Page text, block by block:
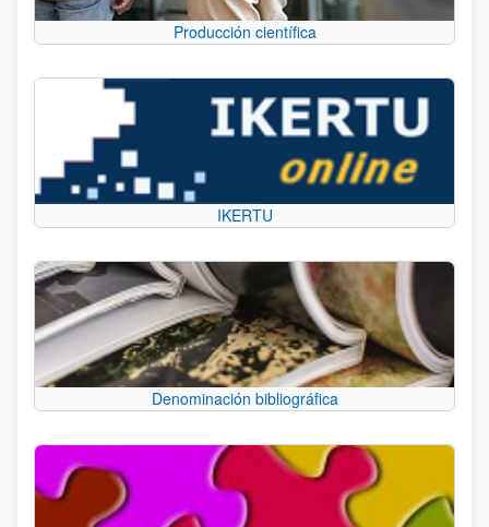
Producción científica
IKERTU
Denominación bibliográfica